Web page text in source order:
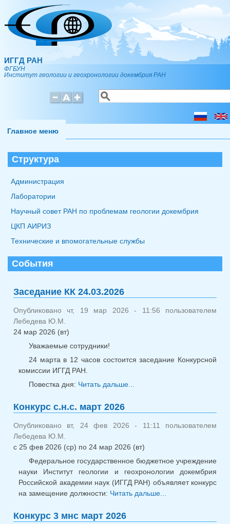
Перейти к основному содержанию
ИГГД РАН
ФГБУН
Институт геологии и геохронологии докембрия РАН
Форма поиска
Поиск
Главное меню
Структура
Администрация
Лаборатории
Научный совет РАН по проблемам геологии докембрия
ЦКП АИРИЗ
Технические и впомогательные службы
События
Заседание КК 24.03.2026
Опубликовано чт, 19 мар 2026 - 11:56 пользователем
Лебедева Ю.М.
24 мар 2026 (вт)
Уважаемые сотрудники!
24 марта в 12 часов состоится заседание Конкурсной
комиссии ИГГД РАН.
Повестка дня: Читать дальше...
Конкурс с.н.с. март 2026
Опубликовано вт, 24 фев 2026 - 11:11 пользователем
Лебедева Ю.М.
с 25 фев 2026 (ср) по 24 мар 2026 (вт)
Федеральное государственное бюджетное учреждение
науки Институт геологии и геохронологии докембрия
Российской академии наук (ИГГД РАН) объявляет конкурс
на замещение должности: Читать дальше...
Конкурс 3 мнс март 2026